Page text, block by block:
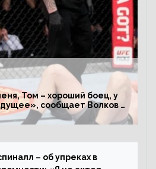
Том – хороший боец, у
сообщает Волков –
– об упреках в